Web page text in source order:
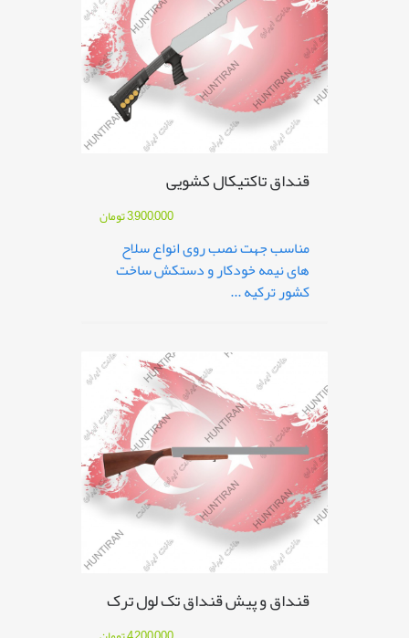
قنداق تاکتیکال کشویی
3,900,000تومان
مناسب جهت نصب روی انواع سلاح
های نیمه خودکار و دستکش ساخت
کشور ترکیه ...
قنداق و پیش قنداق تک لول ترک